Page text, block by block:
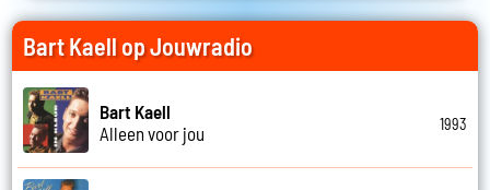
Bart Kaell op Jouwradio
Bart Kaell
Alleen voor jou
1993